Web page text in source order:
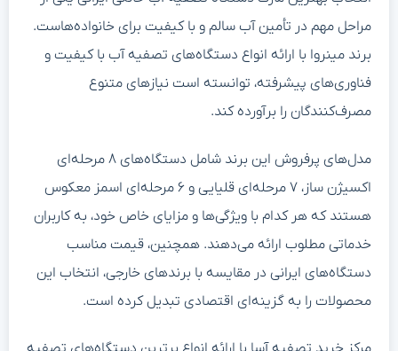
مراحل مهم در تأمین آب سالم و با کیفیت برای خانواده‌هاست.
برند مینروا با ارائه انواع دستگاه‌های تصفیه آب با کیفیت و
فناوری‌های پیشرفته، توانسته است نیازهای متنوع
مصرف‌کنندگان را برآورده کند.
مدل‌های پرفروش این برند شامل دستگاه‌های ۸ مرحله‌ای
اکسیژن ساز، ۷ مرحله‌ای قلیایی و ۶ مرحله‌ای اسمز معکوس
هستند که هر کدام با ویژگی‌ها و مزایای خاص خود، به کاربران
خدماتی مطلوب ارائه می‌دهند. همچنین، قیمت مناسب
دستگاه‌های ایرانی در مقایسه با برندهای خارجی، انتخاب این
محصولات را به گزینه‌ای اقتصادی تبدیل کرده است.